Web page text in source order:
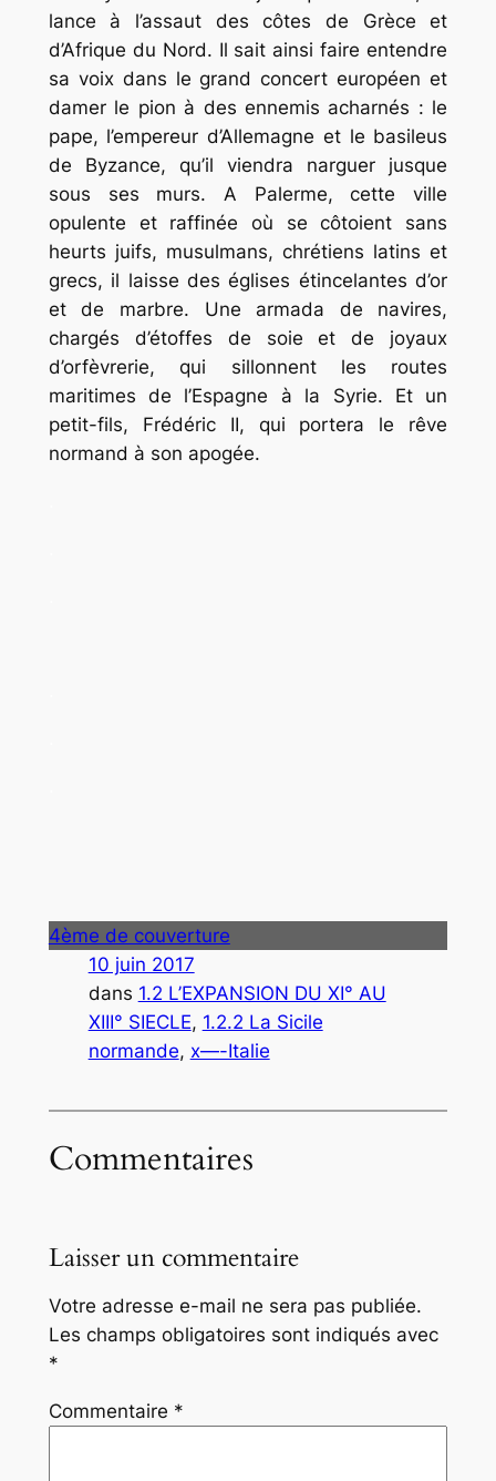
lance à l’assaut des côtes de Grèce et
d’Afrique du Nord. Il sait ainsi faire entendre
sa voix dans le grand concert européen et
damer le pion à des ennemis acharnés : le
pape, l’empereur d’Allemagne et le basileus
de Byzance, qu’il viendra narguer jusque
sous ses murs. A Palerme, cette ville
opulente et raffinée où se côtoient sans
heurts juifs, musulmans, chrétiens latins et
grecs, il laisse des églises étincelantes d’or
et de marbre. Une armada de navires,
chargés d’étoffes de soie et de joyaux
d’orfèvrerie, qui sillonnent les routes
maritimes de l’Espagne à la Syrie. Et un
petit-fils, Frédéric II, qui portera le rêve
normand à son apogée.
4ème de couverture
10 juin 2017
dans 1.2 L’EXPANSION DU XI° AU
XIII° SIECLE, 1.2.2 La Sicile
normande, x—-Italie
Commentaires
Laisser un commentaire
Votre adresse e-mail ne sera pas publiée.
Les champs obligatoires sont indiqués avec
*
Commentaire *